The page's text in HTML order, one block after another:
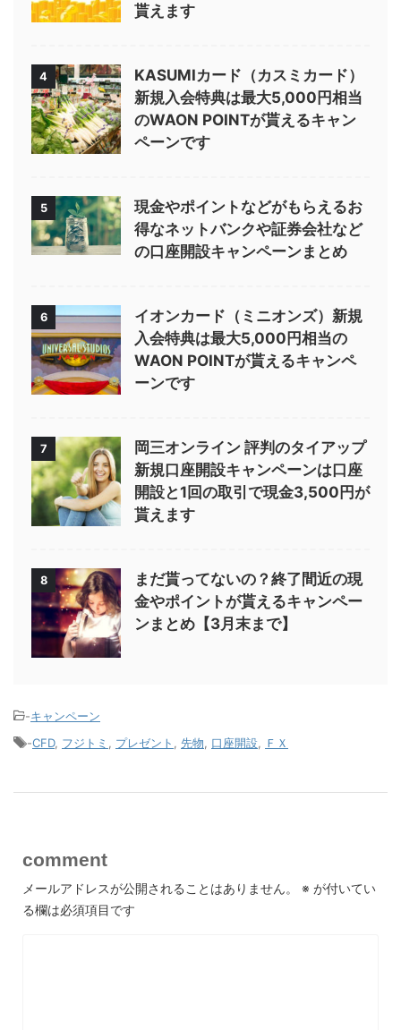
貰えます
4
KASUMIカード（カスミカード）
新規入会特典は最大5,000円相当
のWAON POINTが貰えるキャン
ペーンです
5
現金やポイントなどがもらえるお
得なネットバンクや証券会社など
の口座開設キャンペーンまとめ
6
イオンカード（ミニオンズ）新規
入会特典は最大5,000円相当の
WAON POINTが貰えるキャンペ
ーンです
7
岡三オンライン 評判のタイアップ
新規口座開設キャンペーンは口座
開設と1回の取引で現金3,500円が
貰えます
8
まだ貰ってないの？終了間近の現
金やポイントが貰えるキャンペー
ンまとめ【3月末まで】
-キャンペーン
-CFD, フジトミ プレゼント 先物 口座開設 ＦＸ
comment
メールアドレスが公開されることはありません。 ※ が付いてい
る欄は必須項目です